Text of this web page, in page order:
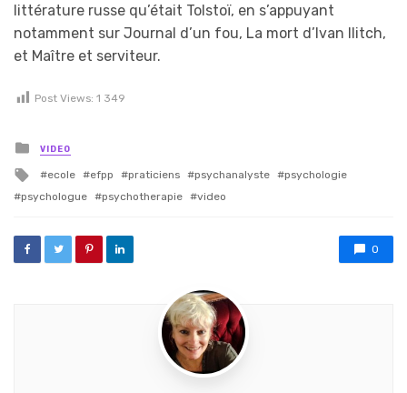
littérature russe qu’était Tolstoï, en s’appuyant
notamment sur Journal d’un fou, La mort d’Ivan Ilitch,
et Maître et serviteur.
Post Views: 1 349
Posted in
VIDEO
Tagged with
ecole efpp praticiens psychanalyste
psychologie
psychologue
psychotherapie video
0